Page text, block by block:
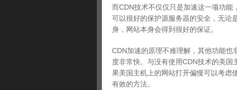
而CDN技术不仅仅只是加速这一项功能
可以很好的保护源服务器的安全，无论
身，网站本身会得到很好的保证。
CDN加速的原理不难理解，其他功能也
度非常快。与没有使用CDN技术的美
果美国主机上的网站打开偏慢可以考虑
有效的方法。